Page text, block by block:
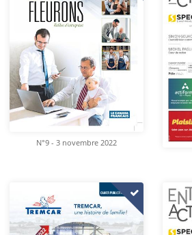
N°9 - 3 novembre 2022